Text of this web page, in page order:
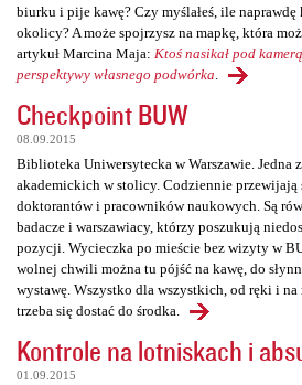
biurku i pije kawę? Czy myślałeś, ile
okolicy? A może spojrzysz na mapkę, która
artykuł Marcina Maja: Ktoś nasikał pod
perspektywy własnego podwórka
Checkpoint BUW
08.09.2015
Biblioteka Uniwersytecka w Warszawie.
akademickich w stolicy. Codziennie przewijają
doktorantów i pracowników naukowych. Są
badacze i warszawiacy, którzy poszukują
pozycji. Wycieczka po mieście bez wizyty w
wolnej chwili można tu pójść na kawę, do
wystawę. Wszystko dla wszystkich, od ręki i
trzeba się dostać do środka.
Kontrole na lotniskach i
01.09.2015